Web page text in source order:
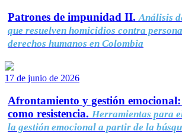
Patrones de impunidad II. Análisis
que resuelven homicidios contra
derechos humanos en Colombia
17 de junio de 2026
Afrontamiento y gestión
como resistencia. Herramientas para
la gestión emocional a partir de la